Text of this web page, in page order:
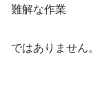
難解な作業
ではありません。